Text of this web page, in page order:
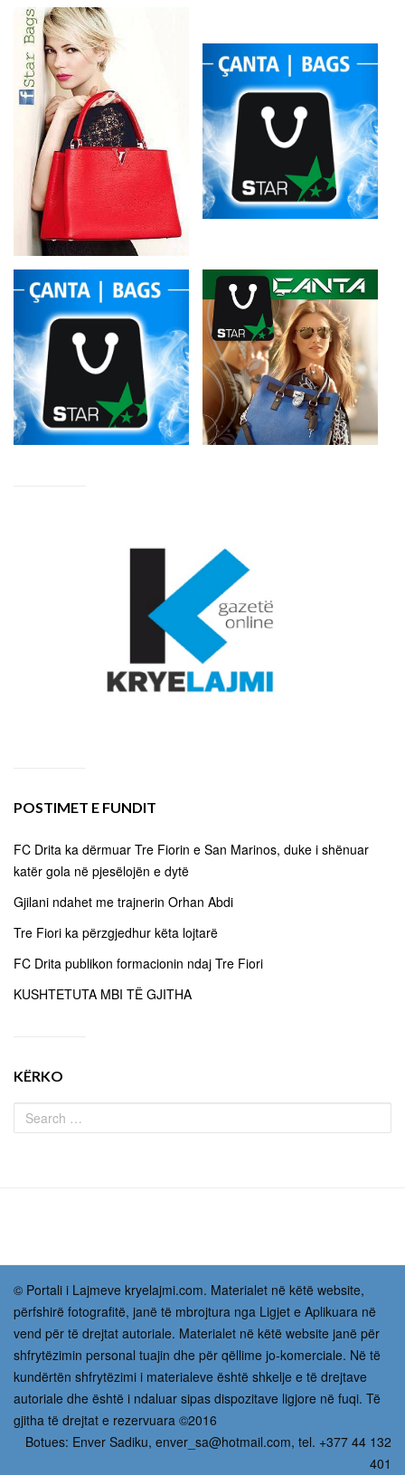
POSTIMET E FUNDIT
FC Drita ka dërmuar Tre Fiorin e San Marinos, duke i shënuar
katër gola në pjesëlojën e dytë
Gjilani ndahet me trajnerin Orhan Abdi
Tre Fiori ka përzgjedhur këta lojtarë
FC Drita publikon formacionin ndaj Tre Fiori
KUSHTETUTA MBI TË GJITHA
KËRKO
© Portali i Lajmeve kryelajmi.com. Materialet në këtë website,
përfshirë fotografitë, janë të mbrojtura nga Ligjet e Aplikuara në
vend për të drejtat autoriale. Materialet në këtë website janë për
shfrytëzimin personal tuajin dhe për qëllime jo-komerciale. Në të
kundërtën shfrytëzimi i materialeve është shkelje e të drejtave
autoriale dhe është i ndaluar sipas dispozitave ligjore në fuqi. Të
gjitha të drejtat e rezervuara ©2016
Botues: Enver Sadiku, enver_sa@hotmail.com, tel. +377 44 132
401